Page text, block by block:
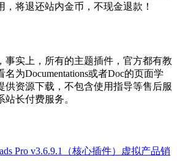
将退还站内金币，不现金退款！
事实上，所有的主题插件，官方都有教
为Documentations或者Doc的页面学
供资源下载，不包含使用指导等售后服
长付费服务。